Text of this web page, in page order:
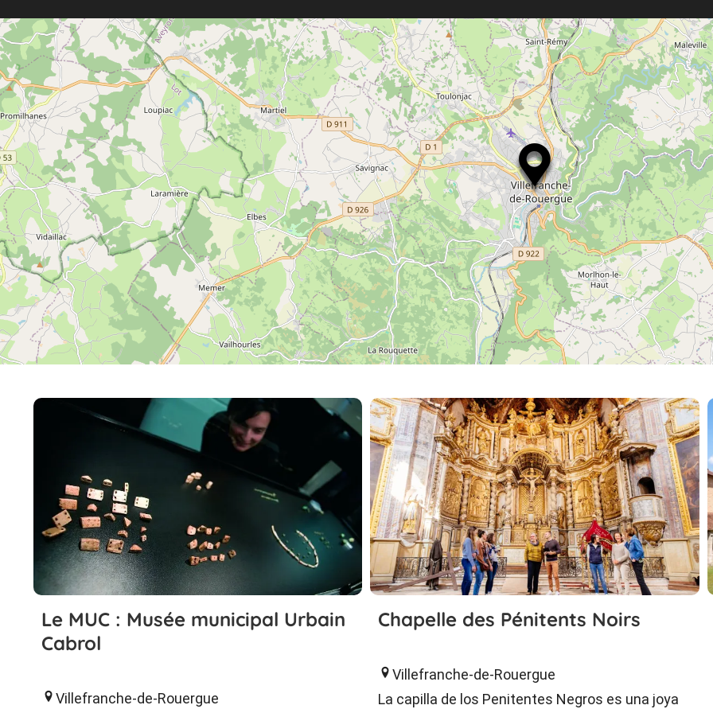
Le MUC : Musée municipal Urbain
Cabrol
Villefranche-de-Rouergue
Chapelle des Pénitents Noirs
Villefranche-de-Rouergue
La capilla de los Penitentes Negros es una joya